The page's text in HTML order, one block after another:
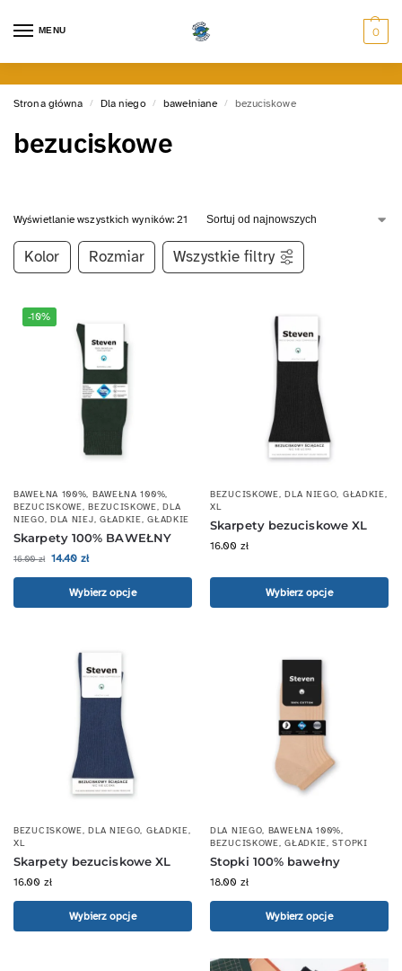
MENU 0
Strona główna / Dla niego / bawełniane / bezuciskowe
bezuciskowe
Wyświetlanie wszystkich wyników: 21
Kolor Rozmiar Wszystkie filtry
-10%
BAWEŁNA 100%, BAWEŁNA 100%,
BEZUCISKOWE,BEZUCISKOWE,DLA
NIEGO, DLA NIEJ, GŁADKIE,GŁADKIE
Skarpety 100% BAWEŁNY
16.00zł 14.40 zł
Wybierz opcje
BEZUCISKOWE,DLA NIEGO, GŁADKIE,
XL
Skarpety bezuciskowe XL
16.00 zł
Wybierz opcje
BEZUCISKOWE,DLA NIEGO, GŁADKIE,
XL
Skarpety bezuciskowe XL
16.00 zł
Wybierz opcje
DLA NIEGO, BAWEŁNA 100%,
BEZUCISKOWE,GŁADKIE,STOPKI
Stopki 100% bawełny
18.00 zł
Wybierz opcje